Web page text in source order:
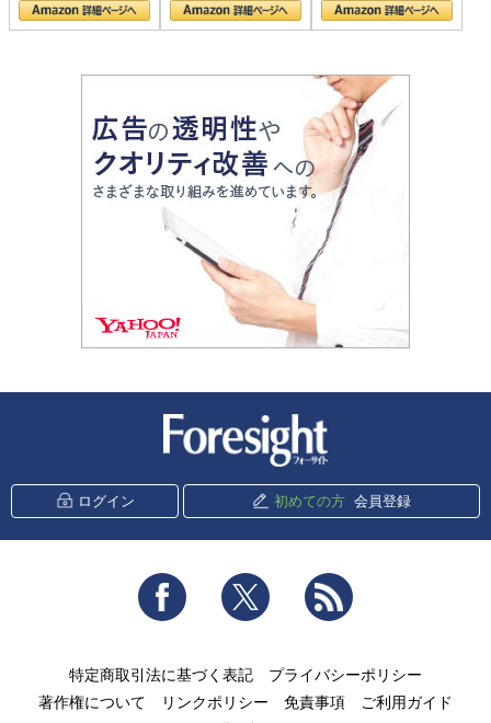
ログイン 初めての方 会員登録
Facebook Twitter
特定商取引法に基づく表記
プライバシーポリシー
著作権について
リンクポリシー 免責事項
ご利用ガイド